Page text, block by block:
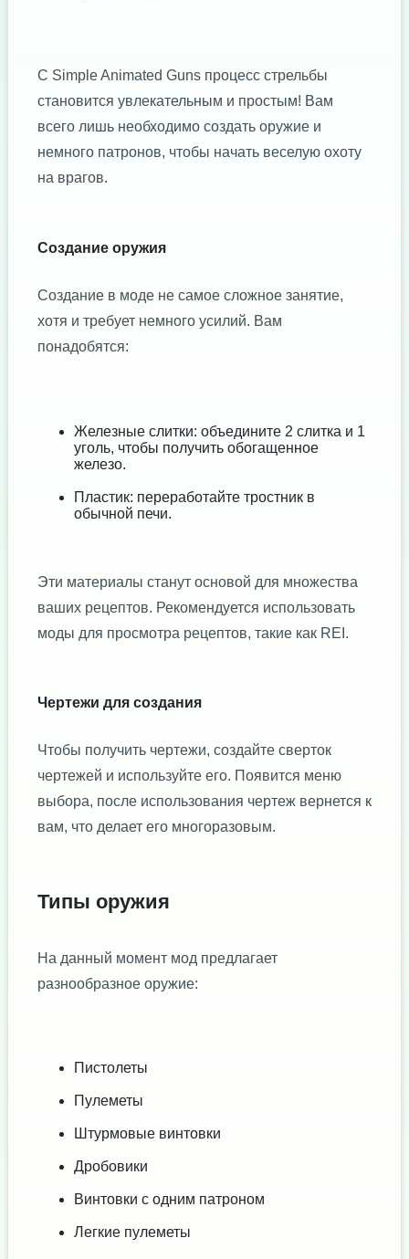
С Simple Animated Guns процесс стрельбы
становится увлекательным и простым! Вам
всего лишь необходимо создать оружие и
немного патронов, чтобы начать веселую охоту
на врагов.
Создание оружия
Создание в моде не самое сложное занятие,
хотя и требует немного усилий. Вам
понадобятся:
Железные слитки: объедините 2 слитка и 1
уголь, чтобы получить обогащенное
железо.
Пластик: переработайте тростник в
обычной печи.
Эти материалы станут основой для множества
ваших рецептов. Рекомендуется использовать
моды для просмотра рецептов, такие как REI.
Чертежи для создания
Чтобы получить чертежи, создайте сверток
чертежей и используйте его. Появится меню
выбора, после использования чертеж вернется к
вам, что делает его многоразовым.
Типы оружия
На данный момент мод предлагает
разнообразное оружие:
Пистолеты
Пулеметы
Штурмовые винтовки
Дробовики
Винтовки с одним патроном
Легкие пулеметы